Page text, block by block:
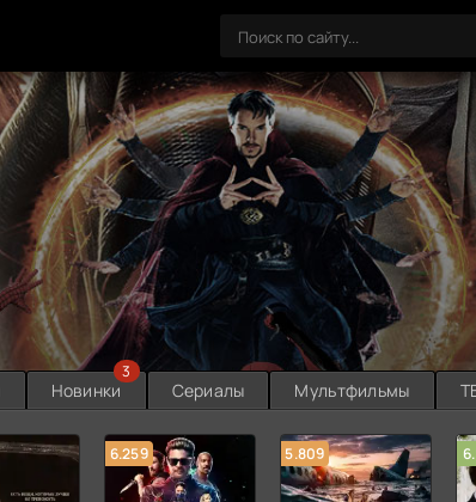
Новинки
3
Сериалы Мультфильмы
6.259 5.809